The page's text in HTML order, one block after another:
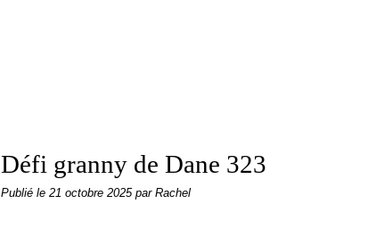
Défi granny de Dane 323
Publié le 21 octobre 2025 par Rachel